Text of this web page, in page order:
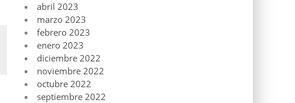
abril 2023
marzo 2023
febrero 2023
enero 2023
diciembre 2022
noviembre 2022
octubre 2022
septiembre 2022